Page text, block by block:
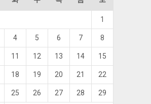
1
4 5 6 7 8
11 12 13 14 15
18 19 20 21 22
25 26 27 28 29